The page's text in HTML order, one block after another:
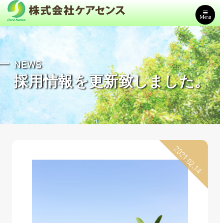
Menu
採用情報を更新致しました。
NEWS
2021.02.14